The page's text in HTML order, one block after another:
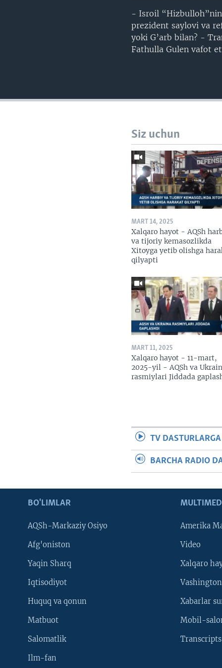
- Isroil
prezident saylovi va
yoki G’arb bilan? -
Fathulla Gulen vafot
Siz uchun
MART 14, 2025
Xalqaro hayot - AQSh
va tijoriy kemasozlikda
Xitoyga yetib olishga
qilyapti
MART 11, 2025
Xalqaro hayot - 11-mart,
2025-yil - AQSh va
rasmiylari Jiddada
TV
BARCHA RADIO
BO'LIMLAR
AQSh-Markaziy Osiyo
Afg'oniston
Yaqin Sharq
Iqtisodiyot
Huquq va qonun
Matbuot
Salomatlik
Ilm-fan
Amerika
Video
Xalqaro
Xabarlar
Mobil-
Transcripts